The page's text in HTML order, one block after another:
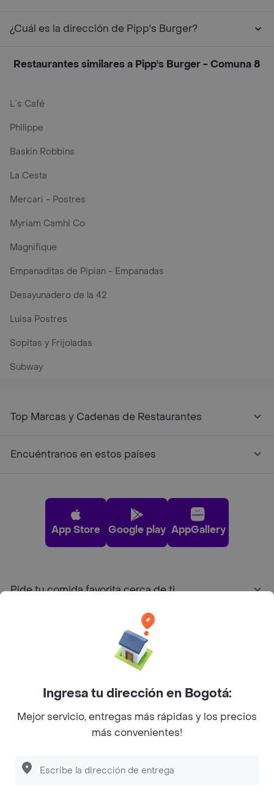
¿Cuál es la dirección de Pipp's Burger?
Restaurantes similares a Pipp's Burger - Comuna 8
L´s Café
Philippe
Baskin Robbins
La Cesta
Mercari - Postres
Myriam Camhi Co
Magnifique
Empanaditas de Pipian - Empanadas
Desayunadero de la 42
Luisa Postres
Sopitas y Frijoladas
Subway
Top Marcas y Cadenas de Restaurantes
Encuéntranos en estos países
App Store Google play AppGallery
Pide tu comida favorita cerca de ti
Sobre Rappi
Facebook
Twitter
Instagram
©2026Rappi Inc. All rights reserved.
Ingresa tu dirección en Bogotá:
Mejor servicio, entregas más rápidas y los precios
más convenientes!